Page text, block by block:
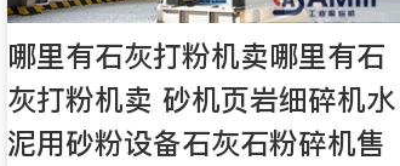
哪里有石灰打粉机卖哪里有石
灰打粉机卖 砂机页岩细碎机水
泥用砂粉设备石灰石粉碎机售